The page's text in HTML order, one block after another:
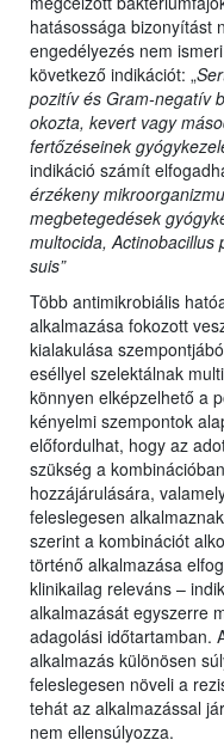
hatásossága bizonyítást
engedélyezés nem
következő indikációt: „
pozitív és Gram-negatív
okozta, kevert vagy
fertőzéseinek
indikáció számít
érzékeny
megbetegedések
multocida, Actinobacillus
suis”
Több antimikrobiális
alkalmazása fokozott
kialakulása
eséllyel szelektálnak
könnyen elképzelhető a
kényelmi szempontok
előfordulhat, hogy az
szükség a
hozzájárulására,
feleslegesen
szerint a kombinációt
történő alkalmazása
klinikailag releváns –
alkalmazását egyszerre
adagolási időtartamban.
alkalmazás különösen
feleslegesen növeli a
tehát az alkalmazással
nem ellensúlyozza.